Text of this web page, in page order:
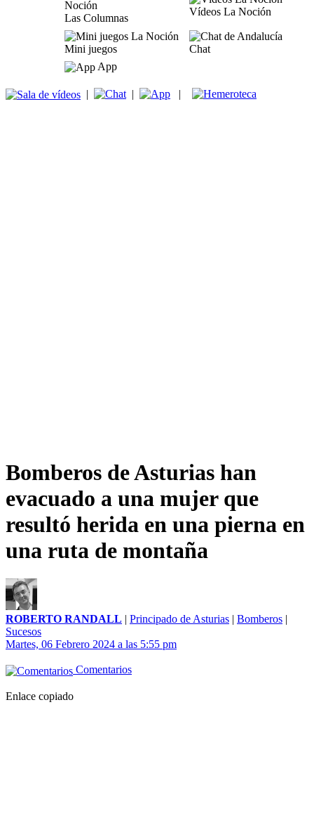
Las Columnas
Vídeos La Noción
Mini juegos
Chat
App
| | |
Bomberos de Asturias han
evacuado a una mujer que
resultó herida en una pierna en
una ruta de montaña
ROBERTO RANDALL | Principado de Asturias | Bomberos |
Sucesos
Martes, 06 Febrero 2024 a las 5:55 pm
Comentarios
Enlace copiado